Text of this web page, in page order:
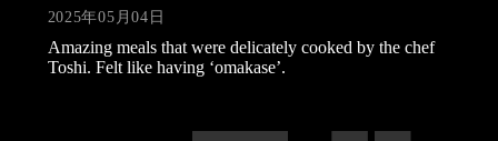
2025年05月04日
Amazing meals that were delicately cooked by the chef
Toshi. Felt like having ‘omakase’.